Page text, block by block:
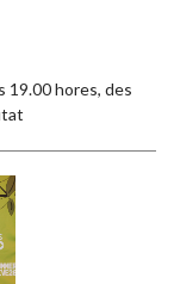
19.00 hores, des